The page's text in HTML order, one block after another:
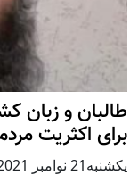
طالبان و زبان
برای اکثریت
يكشنبه21 نوامبر 2021